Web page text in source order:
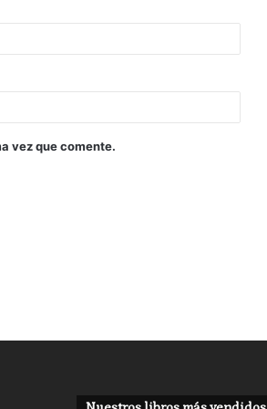
vez que comente.